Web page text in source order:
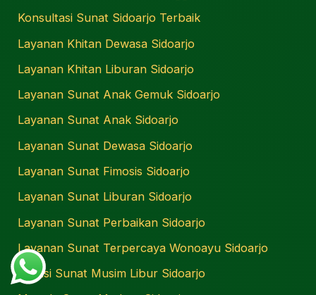
Konsultasi Sunat Sidoarjo Terbaik
Layanan Khitan Dewasa Sidoarjo
Layanan Khitan Liburan Sidoarjo
Layanan Sunat Anak Gemuk Sidoarjo
Layanan Sunat Anak Sidoarjo
Layanan Sunat Dewasa Sidoarjo
Layanan Sunat Fimosis Sidoarjo
Layanan Sunat Liburan Sidoarjo
Layanan Sunat Perbaikan Sidoarjo
Layanan Sunat Terpercaya Wonoayu Sidoarjo
Lokasi Sunat Musim Libur Sidoarjo